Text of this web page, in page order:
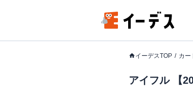
イーデスTOP カー
アイフル 【